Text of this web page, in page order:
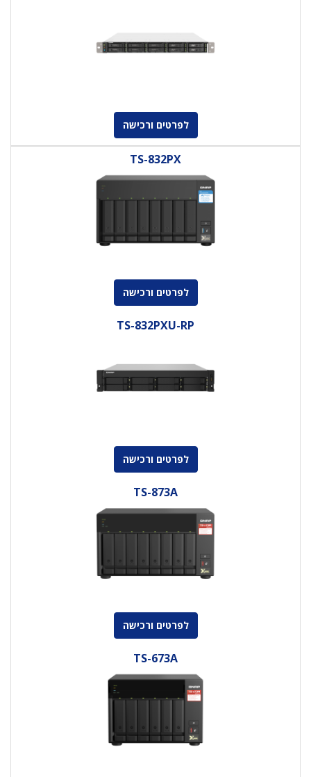
לפרטים ורכישה
TS-832PX
לפרטים ורכישה
TS-832PXU-RP
לפרטים ורכישה
TS-873A
לפרטים ורכישה
TS-673A